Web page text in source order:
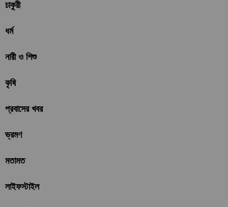
চাকুরী
ধর্ম
নারী ও শিশু
কৃষি
প্রবাসের খবর
ভ্রমণ
মতামত
লাইফস্টাইল